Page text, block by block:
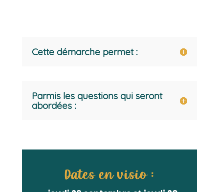
Cette démarche permet :
Parmis les questions qui seront
abordées :
Dates en visio :